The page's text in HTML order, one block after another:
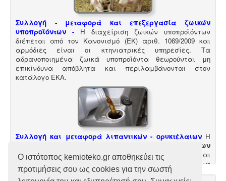
Ο ιστότοπος kemioteko.gr αποθηκεύει τις
προτιμήσεις σου ως cookies για την σωστή
Συλλογή - μεταφορά και επεξεργασία ζωικών
υποπροϊόντων -
Η διαχείριση ζωικών υποπροϊόντων
διέπεται από τον Κανονισμό (ΕΚ) αριθ. 1069/2009 και
αρμόδιες είναι οι κτηνιατρικές υπηρεσίες. Τα
αδρανοποιημένα ζωικά υποπροϊόντα θεωρούνται μη
επικίνδυνα απόβλητα και περιλαμβάνονται στον
κατάλογο ΕΚΑ.
Συλλογή και μεταφορά λιπαντικών - ορυκτέλαιων Η
επικίνδυνων
χρησιμοποιημένων ορυκτέλαιων - λιπαντικών ασκείται
μετά από την έκδοση άδειας επικινδύνων. Η άδεια
εκδίδεται μετά από την έγκριση της σχετικής